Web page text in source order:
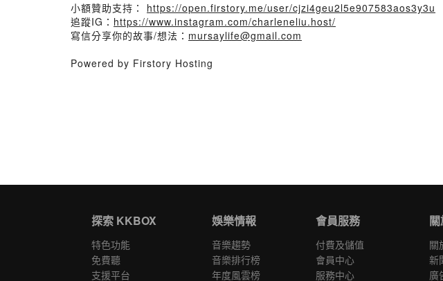
小額贊助支持： https://open.firstory.me/user/cjzi4geu2l5e907583aos3y3u
追蹤IG： https://www.instagram.com/charleneliu.host/
寫信分享你的故事/想法： mursaylife@gmail.com
Powered by Firstory Hosting
探索 KKBOX
特色功能
免費聽
支援平台
娛樂情報
音樂趨勢
音樂排行榜
年度風雲榜
會員服務
付費及儲值
會員中心
服務中心
關
新
廣